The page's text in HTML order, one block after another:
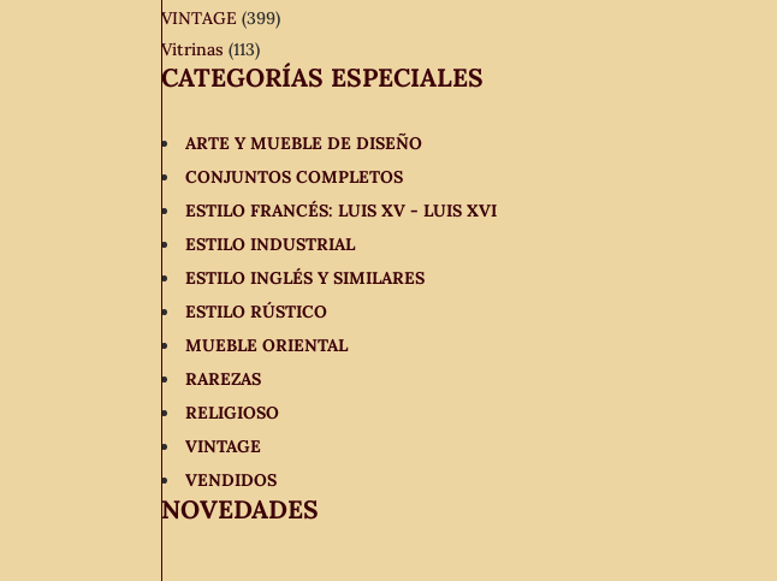
VINTAGE (399)
Vitrinas (113)
CATEGORÍAS ESPECIALES
ARTE Y MUEBLE DE DISEÑO
CONJUNTOS COMPLETOS
ESTILO FRANCÉS: LUIS XV - LUIS XVI
ESTILO INDUSTRIAL
ESTILO INGLÉS Y SIMILARES
ESTILO RÚSTICO
MUEBLE ORIENTAL
RAREZAS
RELIGIOSO
VINTAGE
VENDIDOS
NOVEDADES